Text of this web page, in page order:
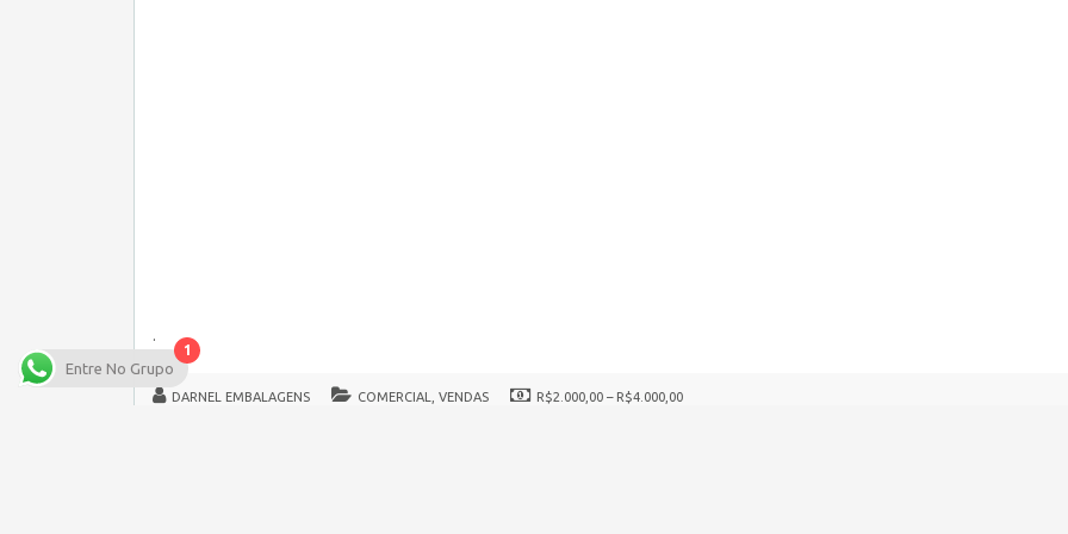
.
DARNEL EMBALAGENS COMERCIAL, VENDAS R$2.000,00 – R$4.000,00
1
Entre No Grupo